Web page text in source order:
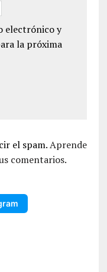
electrónico y
la próxima
el spam.Aprende
comentarios.